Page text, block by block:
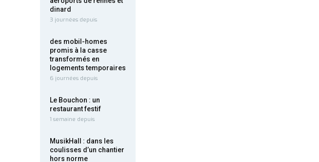
dinard
3 journées depuis
des mobil-homes
promis à la casse
transformés en
logements temporaires
6 journées depuis
Le Bouchon : un
restaurant festif
1 semaine depuis
MusikHall : dans les
coulisses d’un chantier
hors norme